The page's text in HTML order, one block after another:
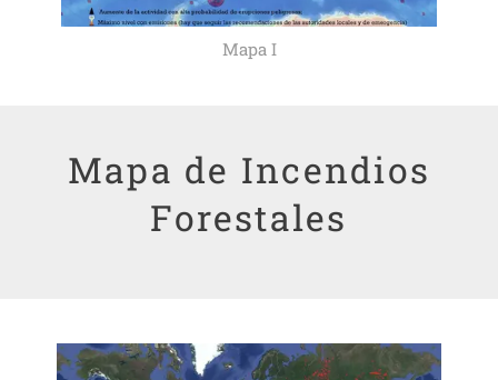
Mapa I
Mapa de Incendios
Forestales